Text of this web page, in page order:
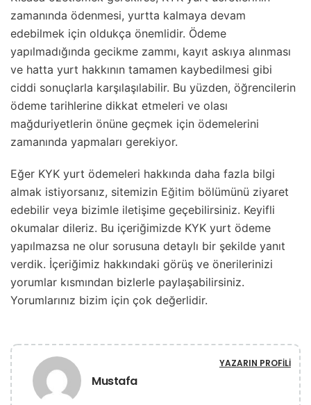
zamanında ödenmesi, yurtta kalmaya devam
edebilmek için oldukça önemlidir. Ödeme
yapılmadığında gecikme zammı, kayıt askıya alınması
ve hatta yurt hakkının tamamen kaybedilmesi gibi
ciddi sonuçlarla karşılaşılabilir. Bu yüzden, öğrencilerin
ödeme tarihlerine dikkat etmeleri ve olası
mağduriyetlerin önüne geçmek için ödemelerini
zamanında yapmaları gerekiyor.
Eğer KYK yurt ödemeleri hakkında daha fazla bilgi
almak istiyorsanız, sitemizin Eğitim bölümünü ziyaret
edebilir veya bizimle iletişime geçebilirsiniz. Keyifli
okumalar dileriz. Bu içeriğimizde KYK yurt ödeme
yapılmazsa ne olur sorusuna detaylı bir şekilde yanıt
verdik. İçeriğimiz hakkındaki görüş ve önerilerinizi
yorumlar kısmından bizlerle paylaşabilirsiniz.
Yorumlarınız bizim için çok değerlidir.
Mustafa
YAZARIN PROFILI